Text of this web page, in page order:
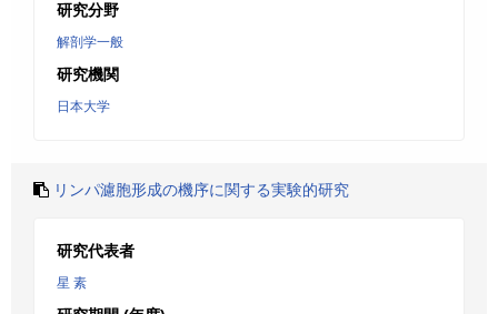
研究分野
解剖学一般
研究機関
日本大学
リンパ濾胞形成の機序に関する実験的研究
研究代表者
星 素